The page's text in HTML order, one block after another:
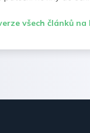
všech článků na